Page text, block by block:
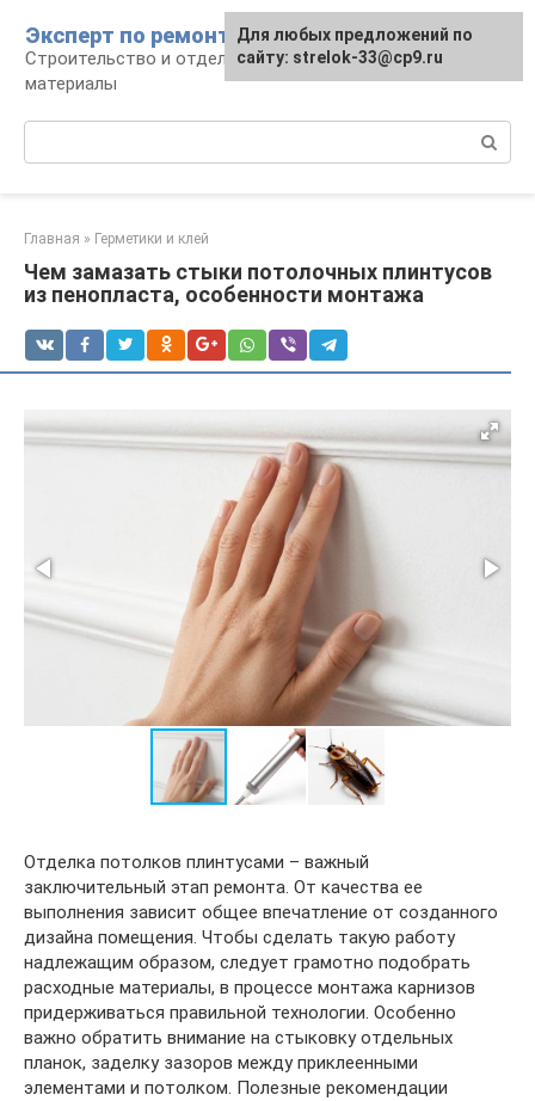
контенту
Эксперт по ремонту
Строительство и отделка: работы и
материалы
Главная » Герметики и клей
Чем замазать стыки потолочных плинтусов
из пенопласта, особенности монтажа
Отделка потолков плинтусами – важный
заключительный этап ремонта. От качества ее
выполнения зависит общее впечатление от созданного
дизайна помещения. Чтобы сделать такую работу
надлежащим образом, следует грамотно подобрать
расходные материалы, в процессе монтажа карнизов
придерживаться правильной технологии. Особенно
важно обратить внимание на стыковку отдельных
планок, заделку зазоров между приклеенными
элементами и потолком. Полезные рекомендации
Для любых предложений по
сайту: strelok-33@cp9.ru
Для любых предложений по
сайту: strelok-33@cp9.ru